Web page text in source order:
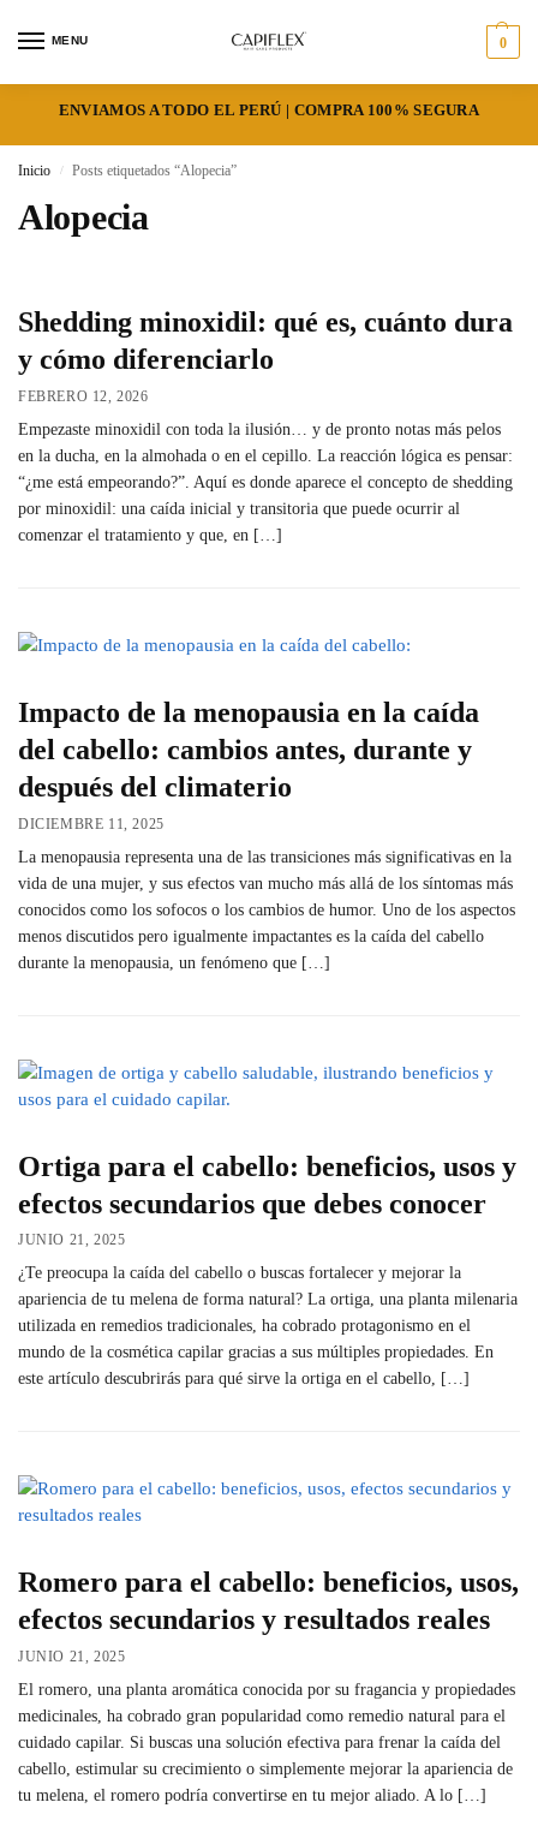
MENU 0
ENVIAMOS A TODO EL PERÚ | COMPRA 100% SEGURA
Inicio / Posts etiquetados “Alopecia”
Alopecia
Shedding minoxidil: qué es, cuánto dura
y cómo diferenciarlo
FEBRERO 12, 2026
Empezaste minoxidil con toda la ilusión… y de pronto notas más pelos
en la ducha, en la almohada o en el cepillo. La reacción lógica es pensar:
“¿me está empeorando?”. Aquí es donde aparece el concepto de shedding
por minoxidil: una caída inicial y transitoria que puede ocurrir al
comenzar el tratamiento y que, en […]
Impacto de la menopausia en la caída
del cabello: cambios antes, durante y
después del climaterio
DICIEMBRE 11, 2025
La menopausia representa una de las transiciones más significativas en la
vida de una mujer, y sus efectos van mucho más allá de los síntomas más
conocidos como los sofocos o los cambios de humor. Uno de los aspectos
menos discutidos pero igualmente impactantes es la caída del cabello
durante la menopausia, un fenómeno que […]
Ortiga para el cabello: beneficios, usos y
efectos secundarios que debes conocer
JUNIO 21, 2025
¿Te preocupa la caída del cabello o buscas fortalecer y mejorar la
apariencia de tu melena de forma natural? La ortiga, una planta milenaria
utilizada en remedios tradicionales, ha cobrado protagonismo en el
mundo de la cosmética capilar gracias a sus múltiples propiedades. En
este artículo descubrirás para qué sirve la ortiga en el cabello, […]
Romero para el cabello: beneficios, usos,
efectos secundarios y resultados reales
JUNIO 21, 2025
El romero, una planta aromática conocida por su fragancia y propiedades
medicinales, ha cobrado gran popularidad como remedio natural para el
cuidado capilar. Si buscas una solución efectiva para frenar la caída del
cabello, estimular su crecimiento o simplemente mejorar la apariencia de
tu melena, el romero podría convertirse en tu mejor aliado. A lo […]